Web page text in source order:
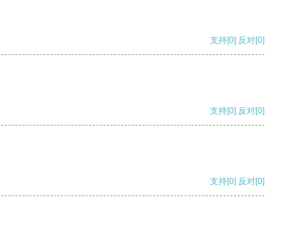
支持[0] 反对[0]
支持[0] 反对[0]
支持[0] 反对[0]